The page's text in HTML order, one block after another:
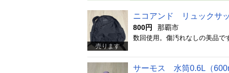
売ります
ニコアンド リュックサ
800円 那覇市
数回使用。傷汚れなしの美品で
サーモス 水筒0.6L（